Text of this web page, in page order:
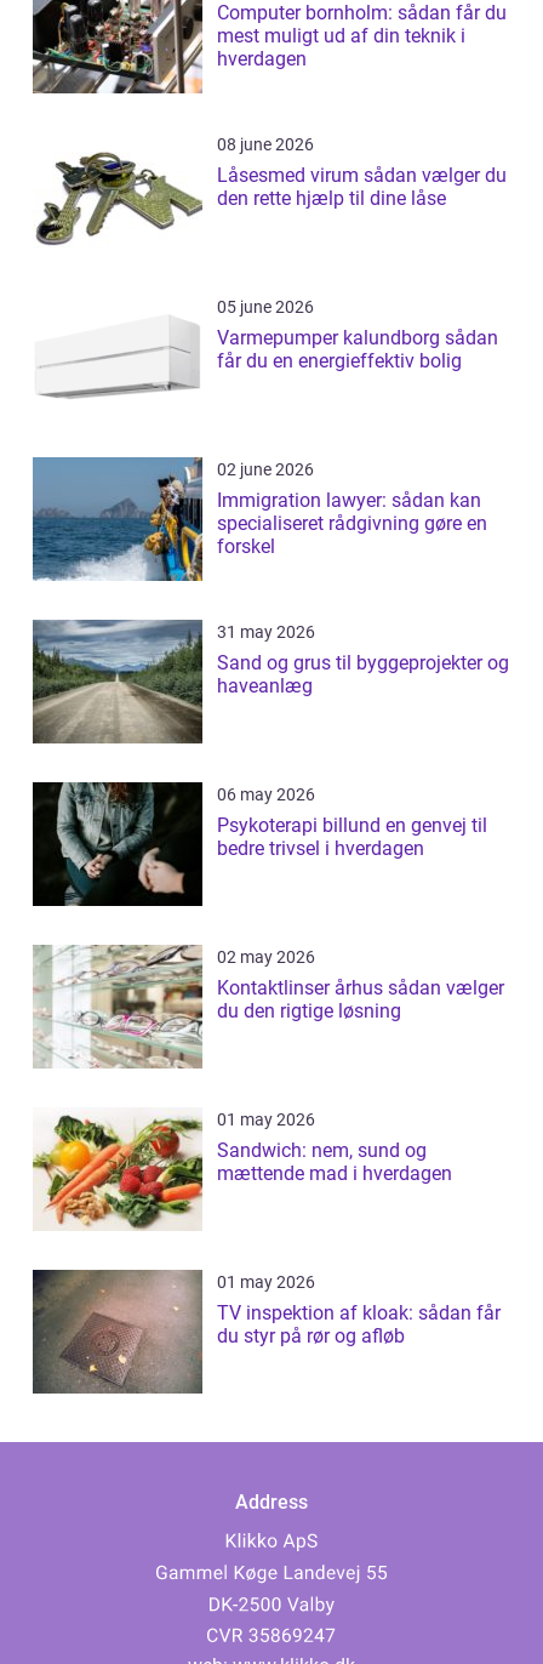
Computer bornholm: sådan får du
mest muligt ud af din teknik i
hverdagen
08 june 2026
Låsesmed virum sådan vælger du
den rette hjælp til dine låse
05 june 2026
Varmepumper kalundborg sådan
får du en energieffektiv bolig
02 june 2026
Immigration lawyer: sådan kan
specialiseret rådgivning gøre en
forskel
31 may 2026
Sand og grus til byggeprojekter og
haveanlæg
06 may 2026
Psykoterapi billund en genvej til
bedre trivsel i hverdagen
02 may 2026
Kontaktlinser århus sådan vælger
du den rigtige løsning
01 may 2026
Sandwich: nem, sund og
mættende mad i hverdagen
01 may 2026
TV inspektion af kloak: sådan får
du styr på rør og afløb
Address